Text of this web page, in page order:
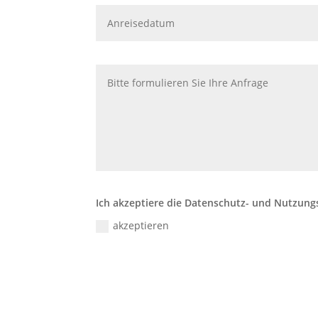
Ich akzeptiere die Datenschutz- und
akzeptieren